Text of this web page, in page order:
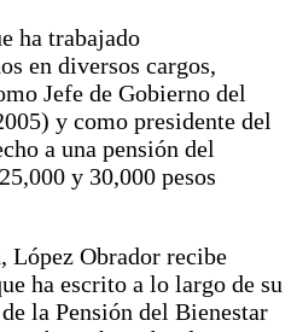
ha trabajado
en diversos cargos,
Jefe de Gobierno del
y como presidente del
a una pensión del
y 30,000 pesos
López Obrador recibe
ha escrito a lo largo de su
la Pensión del Bienestar